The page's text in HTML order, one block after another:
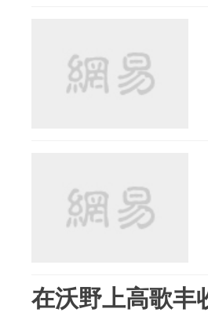
在沃野上高歌丰